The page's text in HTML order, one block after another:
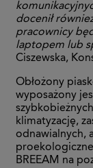
docenił
pracownicy
laptopem lub
Ciszewska,
Obłożony
wyposażony
klimatyzację,
odnawialnych,
BREEAM na